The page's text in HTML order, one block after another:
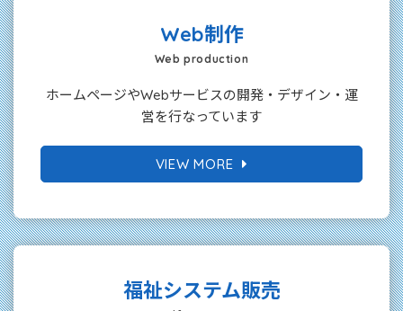
Web制作
Web production
ホームページやWebサービスの開発・デザイン・運
営を行なっています
VIEW MORE
福祉システム販売